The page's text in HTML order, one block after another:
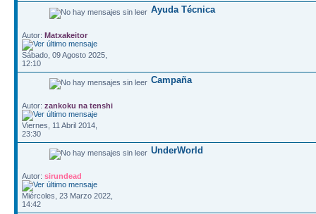
Ayuda Técnica
Autor: Matxakeitor
Sábado, 09 Agosto 2025,
12:10
Campaña
Autor: zankoku na tenshi
Viernes, 11 Abril 2014,
23:30
UnderWorld
Autor: sirundead
Miércoles, 23 Marzo 2022,
14:42